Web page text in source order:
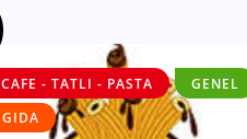
CAFE - TATLI - PASTA
GENEL
GIDA